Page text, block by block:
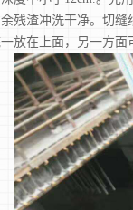
残渣冲洗干净。切
放在上面，另一方面